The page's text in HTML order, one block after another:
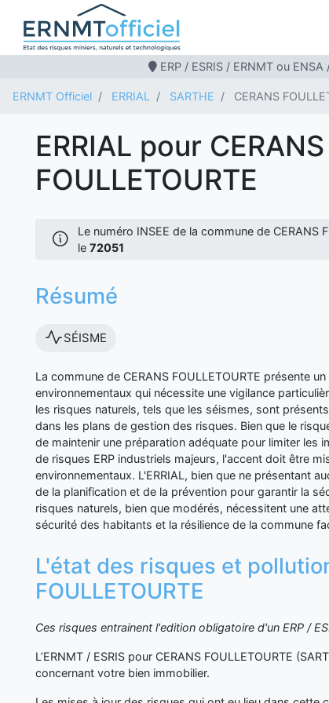
ERP / ESRIS / ERNMT ou ENSA
ERNMT Officiel ERRIAL SARTHE CERANS
ERRIAL pour CERANS
FOULLETOURTE
Le numéro INSEE de la commune de CERANS
le 72051
Résumé
SÉISME
La commune de CERANS FOULLETOURTE présente
environnementaux qui nécessite une vigilance
les risques naturels, tels que les séismes, sont
dans les plans de gestion des risques. Bien que le
de maintenir une préparation adéquate pour limiter les
de risques ERP industriels majeurs, l'accent doit être
environnementaux. L'ERRIAL, bien que ne présentant
de la planification et de la prévention pour garantir la
risques naturels, bien que modérés, nécessitent une
sécurité des habitants et la résilience de la commune
L'état des risques et
FOULLETOURTE
Ces risques entrainent l'edition obligatoire d'un ERP /
L’ERNMT / ESRIS pour CERANS FOULLETOURTE
concernant votre bien immobilier.